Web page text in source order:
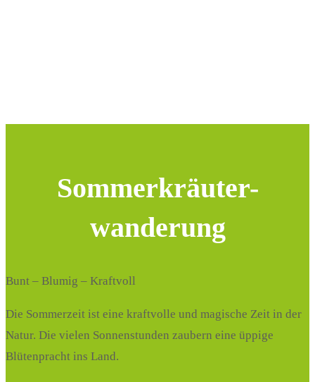
Sommerkräuter-
wanderung
Bunt – Blumig – Kraftvoll
Die Sommerzeit ist eine kraftvolle und magische Zeit in der
Natur. Die vielen Sonnenstunden zaubern eine üppige
Blütenpracht ins Land.